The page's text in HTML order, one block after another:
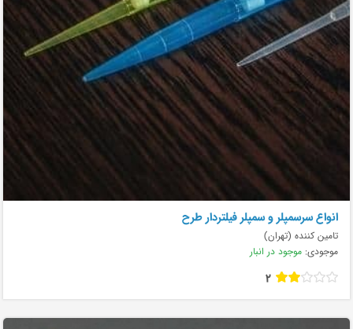
انواع سرسمپلر و سمپلر فیلتردار طرح
تامین کننده (تهران)
موجودی: موجود در انبار
2